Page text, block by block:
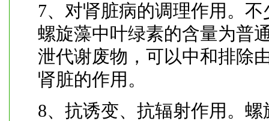
7、对肾脏病的调理作用。
螺旋藻中叶绿素的含量为普
泄代谢废物，可以中和排除
肾脏的作用。
8、抗诱变、抗辐射作用。